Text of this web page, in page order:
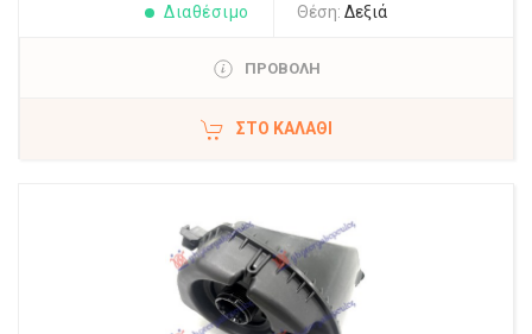
Διαθέσιμο Θέση: Δεξιά
ΠΡΟΒΟΛΗ
ΣΤΟ ΚΑΛΆΘΙ